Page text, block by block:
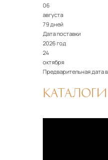
06
августа
79 дней
Дата поставки
2026 год
24
октября
Предварительная дата
КАТАЛОГИ